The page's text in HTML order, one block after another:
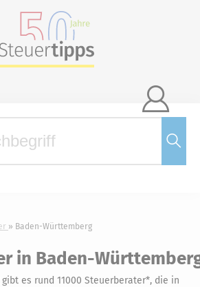

Baden-Württemberg
in Baden-
es rund 11000 Steuerberater*, die in